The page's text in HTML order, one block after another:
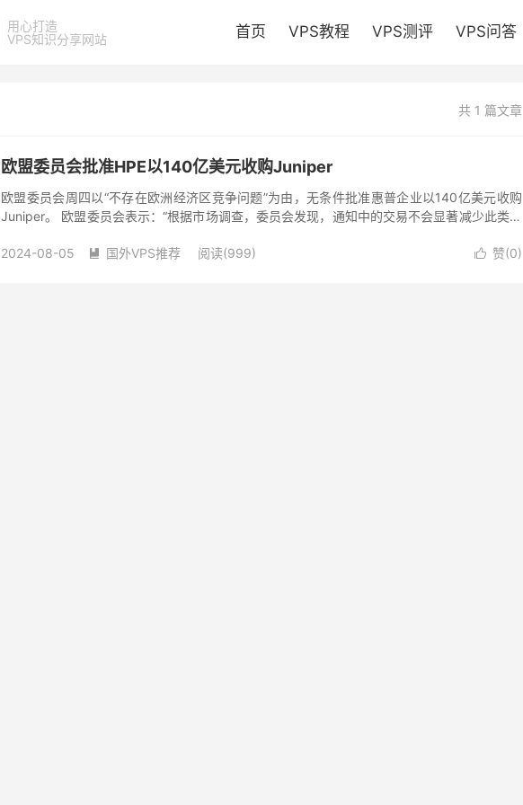
用心打造
VPS知识分享网站
首页 VPS教程 VPS测评 VPS问答
共 1 篇文章
欧盟委员会批准HPE以140亿美元收购Juniper
欧盟委员会周四以“不存在欧洲经济区竞争问题”为由，无条件批准惠普企业以140亿美元收购
Juniper。 欧盟委员会表示：“根据市场调查，委员会发现，通知中的交易不会显著减少此类市
 赞(0)
2024-08-05  国外VPS推荐 阅读(999)